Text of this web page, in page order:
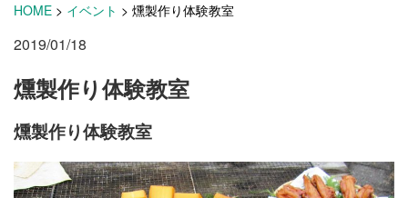
泊まる(宿泊)
施設・料金
アクセス
HOME > イベント > 燻製作り体験教室
2019/01/18
燻製作り体験教室
燻製作り体験教室